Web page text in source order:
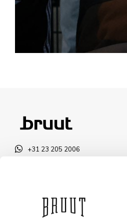
+31 23 205 2006
OPENINGSTIJDEN